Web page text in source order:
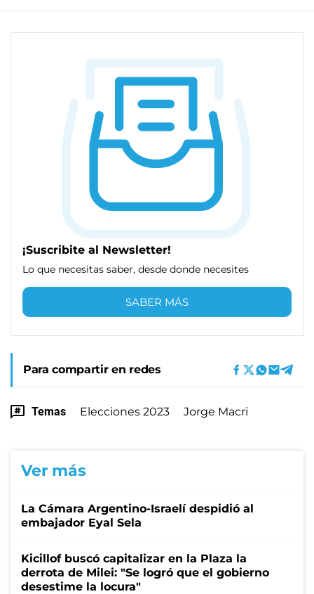
¡Suscribite al Newsletter!
Lo que necesitas saber, desde donde necesites
SABER MÁS
Para compartir en redes
Temas Elecciones 2023 Jorge Macri
Ver más
La Cámara Argentino-Israelí despidió al
embajador Eyal Sela
Kicillof buscó capitalizar en la Plaza la
derrota de Milei: "Se logró que el gobierno
desestime la locura"